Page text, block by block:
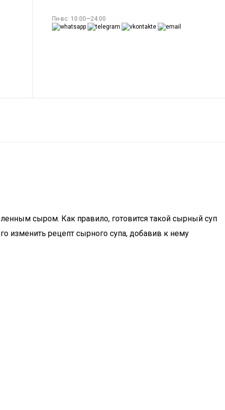
Пн-вс: 10:00—24:00
сыром. Как правило, готовится такой сырный суп
изменить рецепт сырного супа, добавив к нему